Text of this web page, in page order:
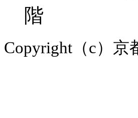
階
Copyright（c）京